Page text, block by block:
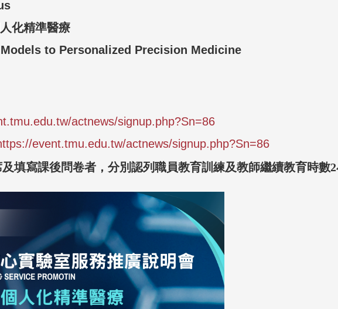
化精準醫療
to Personalized Precision Medicine
actnews/signup.php?Sn=86
event.tmu.edu.tw/actnews/signup.php?Sn=86
填寫課後問卷者，分別認列職員教育訓練及教師繼續教育時數